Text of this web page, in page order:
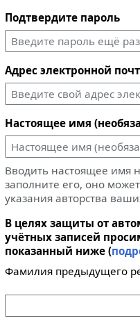
Подтвердите пароль
Адрес электронной
Настоящее имя
Вводить настоящее имя
заполните его, оно
указания авторства
В целях защиты от
учётных записей
показанный ниже (
Фамилия предыдущего